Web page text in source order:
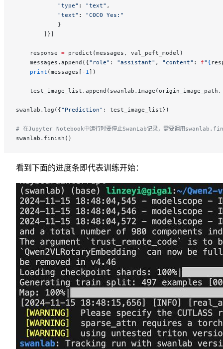
            "type"
: "text" ,
            "text"
: "COCO Yes:"
            }
        ]}]
    response
= predict(messages, val_peft_model)
    messages.append({
"role" : "assistant" , "content" : f" {
    print
(messages[ - 1])
swanlab.log({"Prediction" : test_image_list})
# 在Jupyter Notebook中运行时要停止SwanLab记录，需要调用
swanlab.finish()
看到下面的进度条即代表训练开始：